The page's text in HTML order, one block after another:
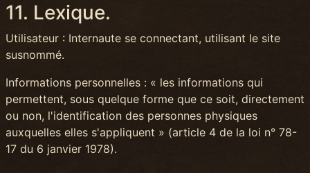
11. Lexique.
Utilisateur : Internaute se connectant, utilisant le site
susnommé.
Informations personnelles : « les informations qui
permettent, sous quelque forme que ce soit, directement
ou non, l'identification des personnes physiques
auxquelles elles s'appliquent » (article 4 de la loi n° 78-
17 du 6 janvier 1978).